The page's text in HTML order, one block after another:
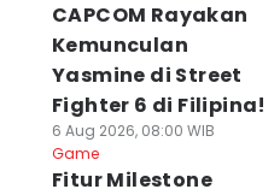
CAPCOM Rayakan
Kemunculan
Yasmine di Street
Fighter 6 di Filipina!
6 Aug 2026, 08:00 WIB
Game
Fitur Milestone